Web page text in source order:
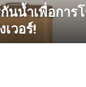
นน้ำเพื่อการ
เวอร์!